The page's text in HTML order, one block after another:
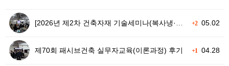
+205.02
[2026년 제2차 건축자재 기술세미나(복사냉·난방-잡자재)] 후기
+1 04.28
제70회 패시브건축 실무자교육(이론과정) 후기